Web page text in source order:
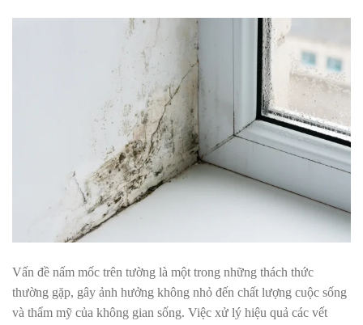
Vấn đề nấm mốc trên tường là một trong những thách thức
thường gặp, gây ảnh hưởng không nhỏ đến chất lượng cuộc sống
và thẩm mỹ của không gian sống. Việc xử lý hiệu quả các vết